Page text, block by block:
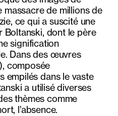
de millions de
ce qui a suscité une
Boltanski, dont le père
signification
Dans des œuvres
composée
empilés dans le vaste
a utilisé diverses
thèmes comme
l’absence.